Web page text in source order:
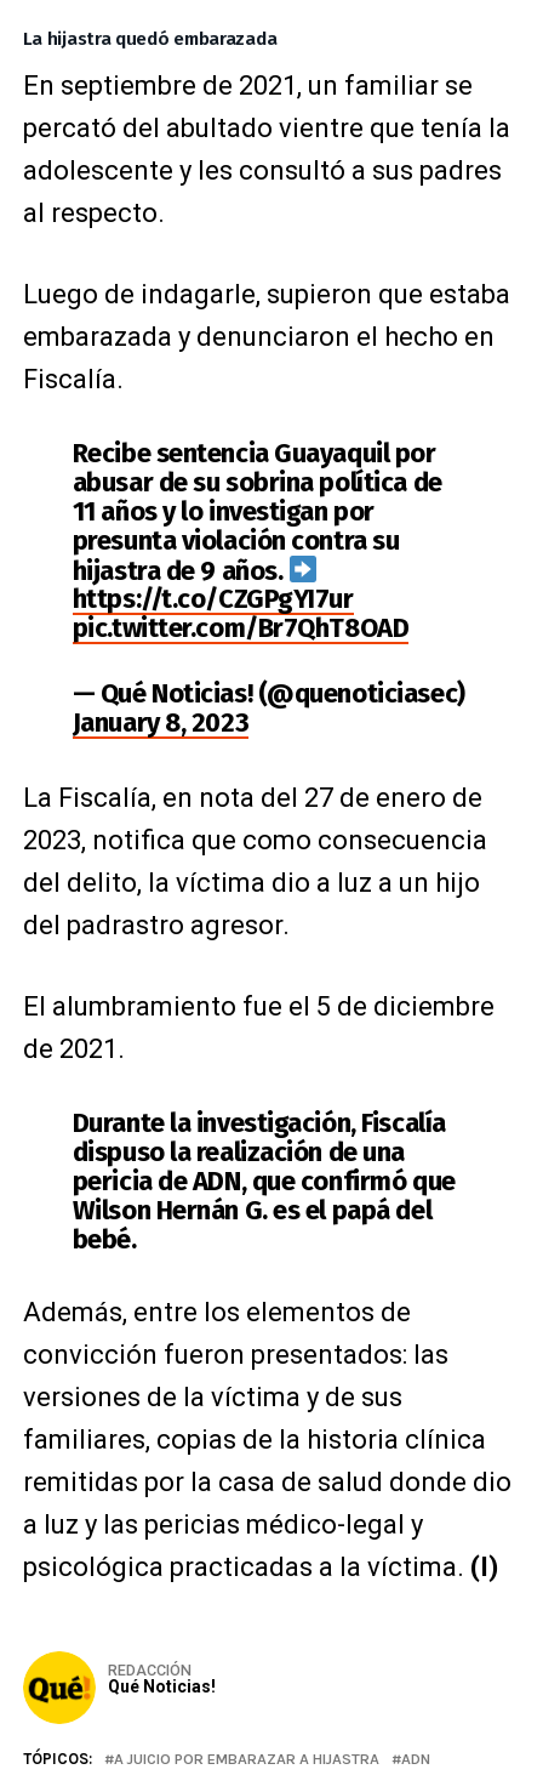
La hijastra quedó embarazada
En septiembre de 2021, un familiar se
percató del abultado vientre que tenía la
adolescente y les consultó a sus padres
al respecto.
Luego de indagarle, supieron que estaba
embarazada y denunciaron el hecho en
Fiscalía.
Recibe sentencia Guayaquil por
abusar de su sobrina política de
11 años y lo investigan por
presunta violación contra su
hijastra de 9 años.
https://t.co/CZGPgYI7ur
pic.twitter.com/Br7QhT8OAD
— Qué Noticias! (@quenoticiasec)
January 8, 2023
La Fiscalía, en nota del 27 de enero de
2023, notifica que como consecuencia
del delito, la víctima dio a luz a un hijo
del padrastro agresor.
El alumbramiento fue el 5 de diciembre
de 2021.
Durante la investigación, Fiscalía
dispuso la realización de una
pericia de ADN, que confirmó que
Wilson Hernán G. es el papá del
bebé.
Además, entre los elementos de
convicción fueron presentados: las
versiones de la víctima y de sus
familiares, copias de la historia clínica
remitidas por la casa de salud donde dio
a luz y las pericias médico-legal y
psicológica practicadas a la víctima. (I)
REDACCIÓN
Qué Noticias!
TÓPICOS: A JUICIO POR EMBARAZAR A HIJASTRA
ADN